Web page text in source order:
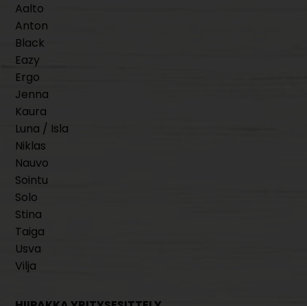
Aalto
Anton
Black
Eazy
Ergo
Jenna
Kaura
Luna / Isla
Niklas
Nauvo
Sointu
Solo
Stina
Taiga
Usva
Vilja